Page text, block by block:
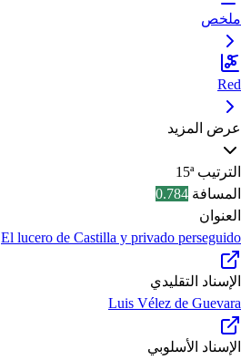
ملخص
Red
عرض المزيد
الترتيب 15ª
المسافة 0.784
العنوان
El lucero de Castilla y privado perseguido
الإسناد التقليدي
Luis Vélez de Guevara
الإسناد الأسلوبي